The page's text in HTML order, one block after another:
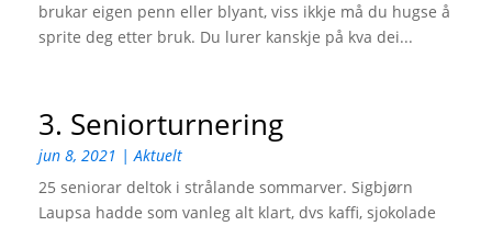
brukar eigen penn eller blyant, viss ikkje må du hugse å
sprite deg etter bruk. Du lurer kanskje på kva dei...
3. Seniorturnering
jun 8, 2021 |Aktuelt
25 seniorar deltok i strålande sommarver. Sigbjørn
Laupsa hadde som vanleg alt klart, dvs kaffi, sjokolade